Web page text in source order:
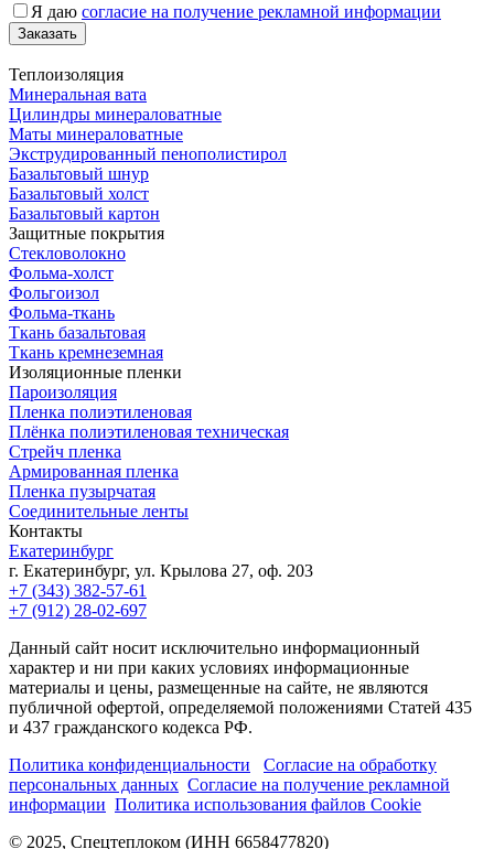
Я даю согласие на получение рекламной информации
Заказать
Теплоизоляция
Минеральная вата
Цилиндры минераловатные
Маты минераловатные
Экструдированный пенополистирол
Базальтовый шнур
Базальтовый холст
Базальтовый картон
Защитные покрытия
Стекловолокно
Фольма-холст
Фольгоизол
Фольма-ткань
Ткань базальтовая
Ткань кремнеземная
Изоляционные пленки
Пароизоляция
Пленка полиэтиленовая
Плёнка полиэтиленовая техническая
Стрейч пленка
Армированная пленка
Пленка пузырчатая
Соединительные ленты
Контакты
Екатеринбург
г. Екатеринбург, ул. Крылова 27, оф. 203
+7 (343) 382-57-61
+7 (912) 28-02-697
Данный сайт носит исключительно информационный
характер и ни при каких условиях информационные
материалы и цены, размещенные на сайте, не являются
публичной офертой, определяемой положениями Статей 435
и 437 гражданского кодекса РФ.
Политика конфиденциальности
Согласие на обработку
персональных данных Согласие на получение рекламной
информации Политика использования файлов Cookie
© 2025, Спецтеплоком (ИНН 6658477820)